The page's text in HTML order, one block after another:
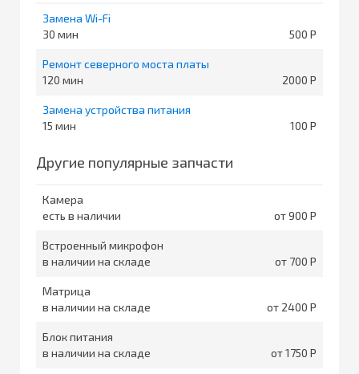
Замена Wi-Fi
30
500
Ремонт северного моста платы
120
2000
Замена устройства питания
15
100
Другие популярные запчасти
Камера
есть в наличии
от 900
Встроенный микрофон
в наличии на складе
от 700
Матрица
в наличии на складе
от 2400
Блок питания
в наличии на складе
от 1750